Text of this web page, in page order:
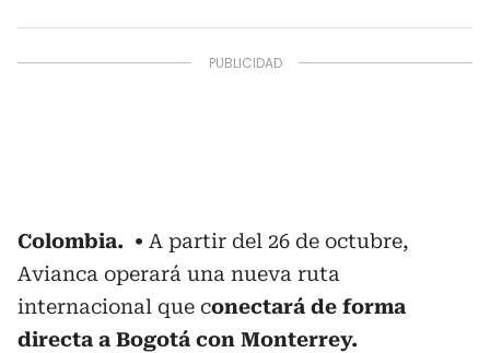
Colombia.
A partir del 26 de octubre,
Avianca operará una nueva ruta
internacional que conectará de forma
directa a Bogotá con Monterrey.